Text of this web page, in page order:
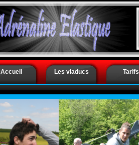
Accueil Les viaducs Tarifs